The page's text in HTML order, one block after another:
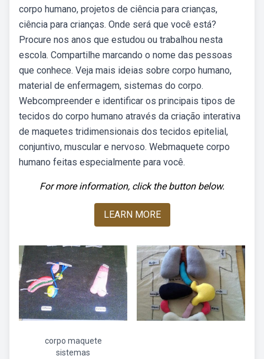
corpo humano, projetos de ciência para crianças,
ciência para crianças. Onde será que você está?
Procure nos anos que estudou ou trabalhou nesta
escola. Compartilhe marcando o nome das pessoas
que conhece. Veja mais ideias sobre corpo humano,
material de enfermagem, sistemas do corpo.
Webcompreender e identificar os principais tipos de
tecidos do corpo humano através da criação interativa
de maquetes tridimensionais dos tecidos epitelial,
conjuntivo, muscular e nervoso. Webmaquete corpo
humano feitas especialmente para você.
For more information, click the button below.
LEARN MORE
corpo maquete
sistemas